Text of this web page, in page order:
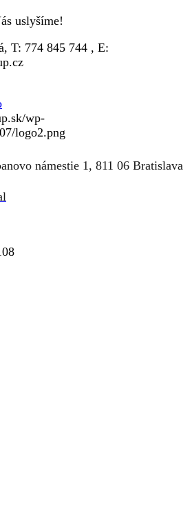
uslyšíme!
T: 774 845 744 , E:
námestie 1, 811 06 Bratislava